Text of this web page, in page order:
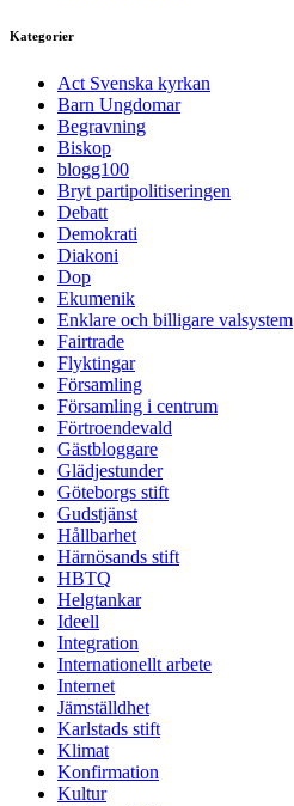
Kategorier
Act Svenska kyrkan
Barn Ungdomar
Begravning
Biskop
blogg100
Bryt partipolitiseringen
Debatt
Demokrati
Diakoni
Dop
Ekumenik
Enklare och billigare valsystem
Fairtrade
Flyktingar
Församling
Församling i centrum
Förtroendevald
Gästbloggare
Glädjestunder
Göteborgs stift
Gudstjänst
Hållbarhet
Härnösands stift
HBTQ
Helgtankar
Ideell
Integration
Internationellt arbete
Internet
Jämställdhet
Karlstads stift
Klimat
Konfirmation
Kultur